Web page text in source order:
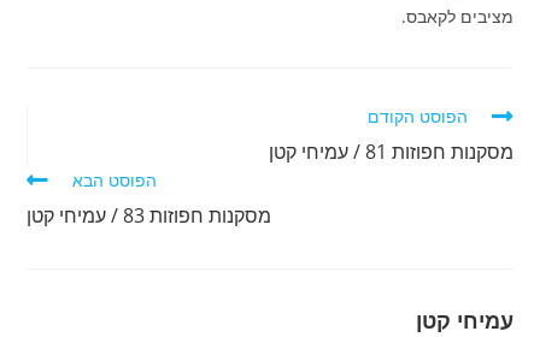
מציבים לקאבס.
לקרוא
נוספים
הפוסט הקודם
מסקנות חפוזות 81 / עמיחי קטן
הפוסט הבא
מסקנות חפוזות 83 / עמיחי קטן
עמיחי קטן